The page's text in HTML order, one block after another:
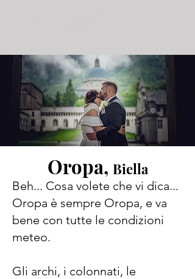
Oropa, Biella
Beh... Cosa volete che vi dica...
Oropa è sempre Oropa, e va
bene con tutte le condizioni
meteo.
Gli archi, i colonnati, le